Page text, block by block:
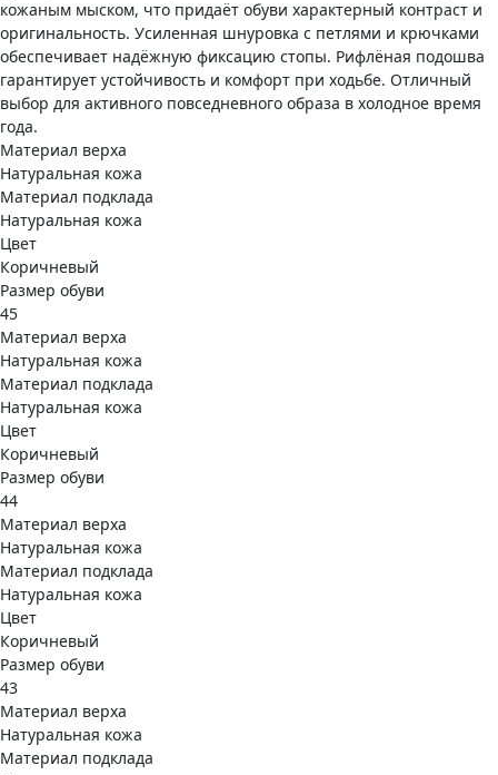
кожаным мыском, что придаёт обуви характерный контраст и
оригинальность. Усиленная шнуровка с петлями и крючками
обеспечивает надёжную фиксацию стопы. Рифлёная подошва
гарантирует устойчивость и комфорт при ходьбе. Отличный
выбор для активного повседневного образа в холодное время
года.
Материал верха
Натуральная кожа
Материал подклада
Натуральная кожа
Цвет
Коричневый
Размер обуви
45
Материал верха
Натуральная кожа
Материал подклада
Натуральная кожа
Цвет
Коричневый
Размер обуви
44
Материал верха
Натуральная кожа
Материал подклада
Натуральная кожа
Цвет
Коричневый
Размер обуви
43
Материал верха
Натуральная кожа
Материал подклада